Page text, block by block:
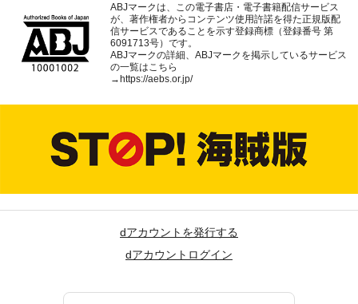
ABJマークは、この電子書店・電子書籍配信サービス
が、著作権者からコンテンツ使用許諾を得た正規版配
信サービスであることを示す登録商標（登録番号 第
6091713号）です。
ABJマークの詳細、ABJマークを掲示しているサービス
の一覧はこちら
→https://aebs.or.jp/
dアカウントを発行する
dアカウントログイン